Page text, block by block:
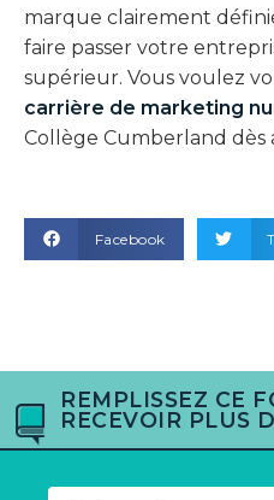
marque clairement
faire passer votre
supérieur. Vous voulez
carrière de marketing
Collège Cumberland dès
Facebook
REMPLISSEZ CE
RECEVOIR PLUS